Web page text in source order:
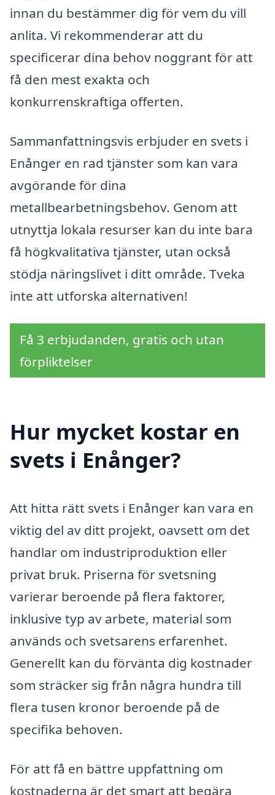
innan du bestämmer dig för vem du vill
anlita. Vi rekommenderar att du
specificerar dina behov noggrant för att
få den mest exakta och
konkurrenskraftiga offerten.
Sammanfattningsvis erbjuder en svets i
Enånger en rad tjänster som kan vara
avgörande för dina
metallbearbetningsbehov. Genom att
utnyttja lokala resurser kan du inte bara
få högkvalitativa tjänster, utan också
stödja näringslivet i ditt område. Tveka
inte att utforska alternativen!
Få 3 erbjudanden, gratis och utan
förpliktelser
Hur mycket kostar en
svets i Enånger?
Att hitta rätt svets i Enånger kan vara en
viktig del av ditt projekt, oavsett om det
handlar om industriproduktion eller
privat bruk. Priserna för svetsning
varierar beroende på flera faktorer,
inklusive typ av arbete, material som
används och svetsarens erfarenhet.
Generellt kan du förvänta dig kostnader
som sträcker sig från några hundra till
flera tusen kronor beroende på de
specifika behoven.
För att få en bättre uppfattning om
kostnaderna är det smart att begära